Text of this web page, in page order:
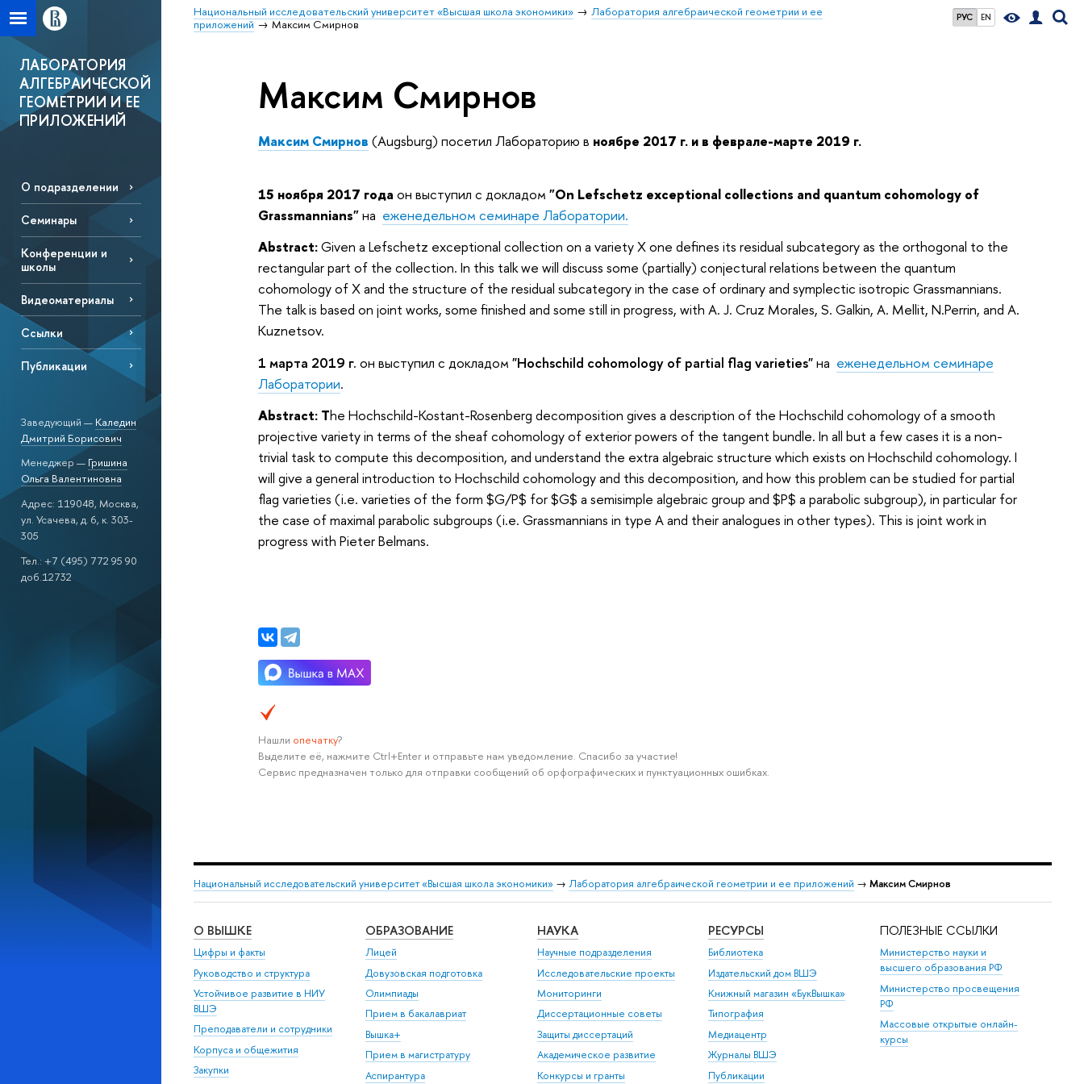
РУС EN
Национальный исследовательский университет «Высшая школа экономики»
Лаборатория алгебраической геометрии и ее
приложений
Максим Смирнов
ЛАБОРАТОРИЯ
АЛГЕБРАИЧЕСКОЙ
ГЕОМЕТРИИ И ЕЕ
ПРИЛОЖЕНИЙ
О подразделении
Семинары
Конференции и
школы
Видеоматериалы
Ссылки
Публикации
Заведующий — Каледин
Дмитрий Борисович
Менеджер — Гришина
Ольга Валентиновна
Адрес: 119048, Москва,
ул. Усачева, д. 6, к. 303-
305
Тел.: +7 (495) 772 95 90
доб.12732
Максим Смирнов
Максим Смирнов (Augsburg) посетил Лабораторию в ноябре 2017 г. и в феврале-марте 2019 г.
15 ноября 2017 года он выступил с докладом "On Lefschetz exceptional collections and quantum cohomology of
Grassmannians"на еженедельном семинаре Лаборатории.
Abstract:Given a Lefschetz exceptional collection on a variety X one defines its residual subcategory as the orthogonal to the
rectangular part of the collection. In this talk we will discuss some (partially) conjectural relations between the quantum
cohomology of X and the structure of the residual subcategory in the case of ordinary and symplectic isotropic Grassmannians.
The talk is based on joint works, some finished and some still in progress, with A. J. Cruz Morales, S. Galkin, A. Mellit, N.Perrin, and A.
Kuznetsov.
1 марта 2019 г. он выступил с докладом "Hochschild cohomology of partial flag varieties"на еженедельном семинаре
Лаборатории.
Abstract: The Hochschild-Kostant-Rosenberg decomposition gives a description of the Hochschild cohomology of a smooth
projective variety in terms of the sheaf cohomology of exterior powers of the tangent bundle. In all but a few cases it is a non-
trivial task to compute this decomposition, and understand the extra algebraic structure which exists on Hochschild cohomology. I
will give a general introduction to Hochschild cohomology and this decomposition, and how this problem can be studied for partial
flag varieties (i.e. varieties of the form $G/P$ for $G$ a semisimple algebraic group and $P$ a parabolic subgroup), in particular for
the case of maximal parabolic subgroups (i.e. Grassmannians in type A and their analogues in other types). This is joint work in
progress with Pieter Belmans.
Нашли опечатку?
Выделите её, нажмите Ctrl+Enter и отправьте нам уведомление. Спасибо за участие!
Сервис предназначен только для отправки сообщений об орфографических и пунктуационных ошибках.
Национальный исследовательский университет «Высшая школа экономики» → Лаборатория алгебраической геометрии и ее приложений → Максим Смирнов
О ВЫШКЕ
Цифры и факты
Руководство и структура
Устойчивое развитие в НИУ
ВШЭ
Преподаватели и сотрудники
Корпуса и общежития
Закупки
ОБРАЗОВАНИЕ
Лицей
Довузовская подготовка
Олимпиады
Прием в бакалавриат
Вышка+
Прием в магистратуру
Аспирантура
НАУКА
Научные подразделения
Исследовательские проекты
Мониторинги
Диссертационные советы
Защиты диссертаций
Академическое развитие
Конкурсы и гранты
РЕСУРСЫ
Библиотека
Издательский дом ВШЭ
Книжный магазин «БукВышка»
Типография
Медиацентр
Журналы ВШЭ
Публикации
ПОЛЕЗНЫЕ ССЫЛКИ
Министерство науки и
высшего образования РФ
Министерство просвещения
РФ
Массовые открытые онлайн-
курсы